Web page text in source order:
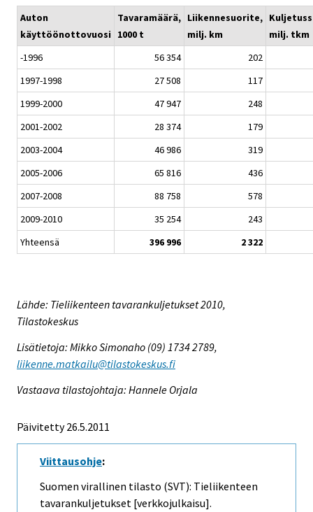
Auton
käyttöönottovuosi
Tavaramäärä,
1000 t
Liikennesuorite,
milj. km
milj. tkm
-1996
56 354
202
1997-1998
27 508
117
1999-2000
47 947
248
2001-2002
28 374
179
2003-2004
46 986
319
2005-2006
65 816
436
2007-2008
88 758
578
2009-2010
35 254
243
Yhteensä
396 996 2 322
Lähde: Tieliikenteen tavarankuljetukset 2010,
Tilastokeskus
Lisätietoja: Mikko Simonaho (09) 1734 2789,
liikenne.matkailu@tilastokeskus.fi
Vastaava tilastojohtaja: Hannele Orjala
Päivitetty 26.5.2011
Viittausohje:
Suomen virallinen tilasto (SVT): Tieliikenteen
tavarankuljetukset [verkkojulkaisu].